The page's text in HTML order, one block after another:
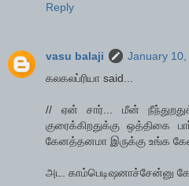
Reply
vasu balaji
January
கலகலப்ரியா said...
// ஏன் சார்... மீன்
குரைக்கிறதுக்கு ஒத்திகை
கேனத்தனமா இருக்கு உங்க
அட. காம்பெடிஷனாச்சேன்னு